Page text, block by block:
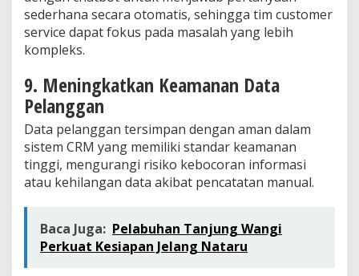
sederhana secara otomatis, sehingga tim customer
service dapat fokus pada masalah yang lebih
kompleks.
9. Meningkatkan Keamanan Data
Pelanggan
Data pelanggan tersimpan dengan aman dalam
sistem CRM yang memiliki standar keamanan
tinggi, mengurangi risiko kebocoran informasi
atau kehilangan data akibat pencatatan manual.
Baca Juga: Pelabuhan Tanjung Wangi
Perkuat Kesiapan Jelang Nataru